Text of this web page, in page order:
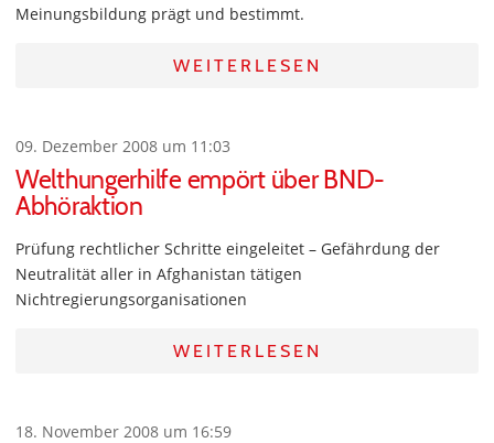
Meinungsbildung prägt und bestimmt.
WEITERLESEN
09. Dezember 2008 um 11:03
Welthungerhilfe empört über BND-
Abhöraktion
Prüfung rechtlicher Schritte eingeleitet – Gefährdung der
Neutralität aller in Afghanistan tätigen
Nichtregierungsorganisationen
WEITERLESEN
18. November 2008 um 16:59